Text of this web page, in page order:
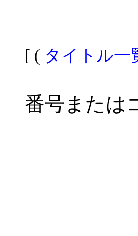
[ ( タイトル一
番号または